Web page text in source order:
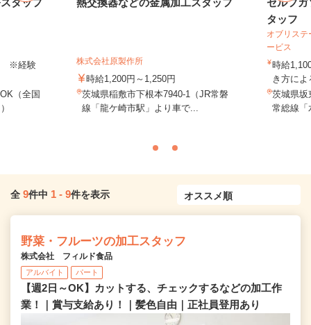
※経験
（全国
株式会社原製作所
時給1,200円～1,250円
茨城県稲敷市下根本7940-1（JR常磐
線「龍ケ崎市駅」より車で...
タッフ
オブリス
ービス
時給
き方に
茨城県坂
常総線「
全 9件中 1 - 9件を表示
野菜・フルーツの加工スタッフ
株式会社 フィルド食品
アルバイト パート
【週2日～OK】カットする、チェックするなどの加工作
業！｜賞与支給あり！｜髪色自由｜正社員登用あり